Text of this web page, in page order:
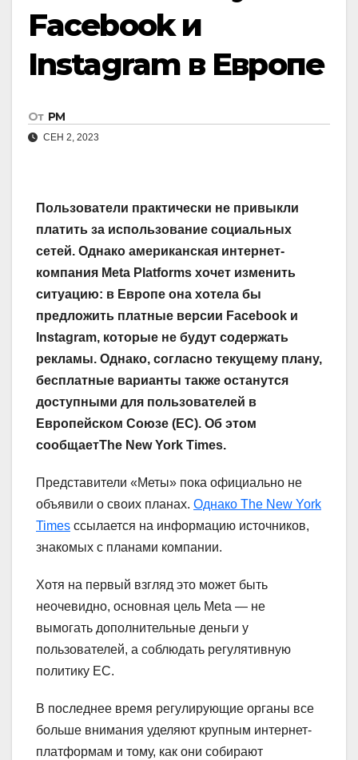
Facebook и
Instagram в Европе
От РМ
СЕН 2, 2023
Пользователи практически не привыкли
платить за использование социальных
сетей. Однако американская интернет-
компания Meta Platforms хочет изменить
ситуацию: в Европе она хотела бы
предложить платные версии Facebook и
Instagram, которые не будут содержать
рекламы. Однако, согласно текущему плану,
бесплатные варианты также останутся
доступными для пользователей в
Европейском Союзе (ЕС). Об этом
сообщаетThe New York Times.
Представители «Меты» пока официально не
объявили о своих планах. Однако The New York
Times ссылается на информацию источников,
знакомых с планами компании.
Хотя на первый взгляд это может быть
неочевидно, основная цель Meta — не
вымогать дополнительные деньги у
пользователей, а соблюдать регулятивную
политику ЕС.
В последнее время регулирующие органы все
больше внимания уделяют крупным интернет-
платформам и тому, как они собирают